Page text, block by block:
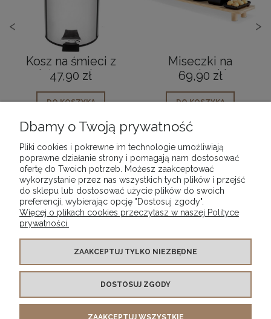
<
Kosz na śmieci z
pedałem srebrny 3
47,90 zł
DO KOSZYKA
Miseczki na
przekąski
na tacy 7
69,90 zł
DO KOSZYKA
>
POMOC
MOJE KONTO
PŁATNOŚCI I DOSTAWA
INFORMACJE
Dbamy o Twoją prywatność
Pliki cookies i pokrewne im technologie umożliwiają
poprawne działanie strony i pomagają nam dostosować
ofertę do Twoich potrzeb. Możesz zaakceptować
wykorzystanie przez nas wszystkich tych plików i przejść
do sklepu lub dostosować użycie plików do swoich
preferencji, wybierając opcję "Dostosuj zgody".
Więcej o plikach cookies przeczytasz w naszej Polityce
prywatności.
ZAAKCEPTUJ TYLKO NIEZBĘDNE
DOSTOSUJ ZGODY
ZAAKCEPTUJ WSZYSTKIE